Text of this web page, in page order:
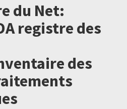
du Net:
registre des
des